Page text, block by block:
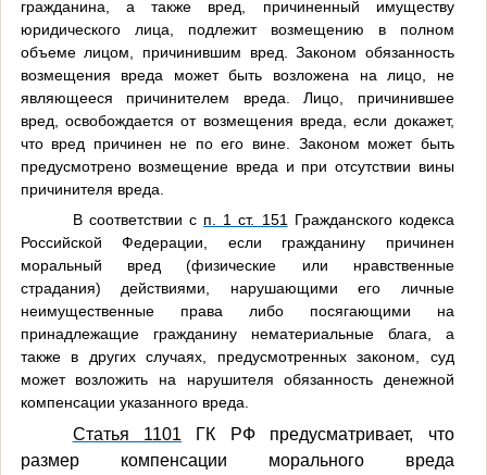
гражданина, а также вред, причиненный имуществу
юридического лица, подлежит возмещению в полном
объеме лицом, причинившим вред. Законом обязанность
возмещения вреда может быть возложена на лицо, не
являющееся причинителем вреда. Лицо, причинившее
вред, освобождается от возмещения вреда, если докажет,
что вред причинен не по его вине. Законом может быть
предусмотрено возмещение вреда и при отсутствии вины
причинителя вреда.
В соответствии с п. 1 ст. 151
Гражданского кодекса
Российской Федерации, если гражданину причинен
моральный вред (физические или нравственные
страдания) действиями, нарушающими его личные
неимущественные права либо посягающими на
принадлежащие гражданину нематериальные блага, а
также в других случаях, предусмотренных законом, суд
может возложить на нарушителя обязанность денежной
компенсации указанного вреда.
Статья 1101 ГК РФ предусматривает, что
размер компенсации морального вреда